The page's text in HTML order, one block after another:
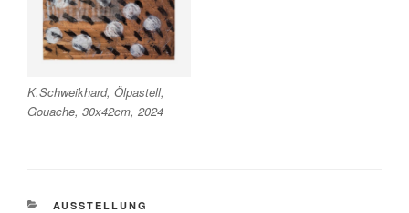
K.Schweikhard, Ölpastell,
Gouache, 30x42cm, 2024
KATEGORIEN
AUSSTELLUNG